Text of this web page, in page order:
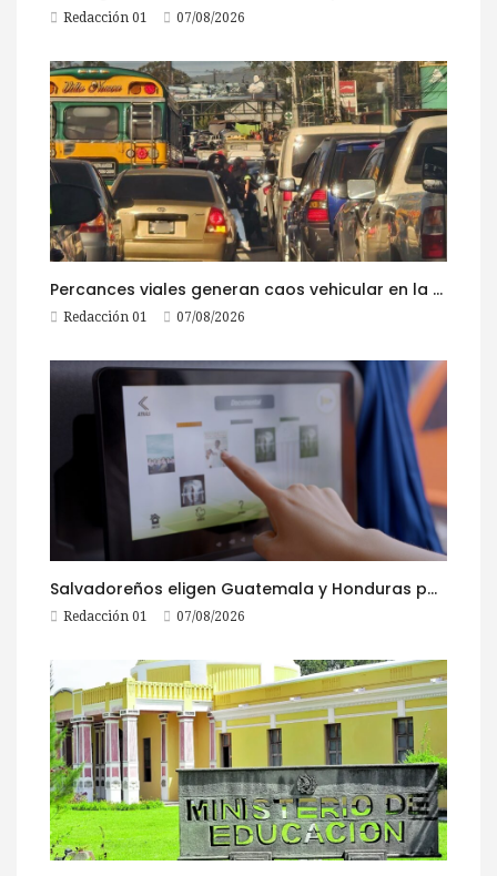
Redacción 01 07/08/2026
Percances viales generan caos vehicular en la ruta al Pacífico este viernes
Redacción 01 07/08/2026
Salvadoreños eligen Guatemala y Honduras para viajar durante las Fiestas Agostinas
Redacción 01 07/08/2026